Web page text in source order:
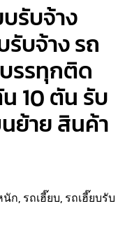
รับจ้าง
บจ้าง รถ
บรรทุกติด
10 ตัน รับ
ย้าย สินค้า
นัก, รถเฮี๊ยบ, รถเฮี๊ยบรับ